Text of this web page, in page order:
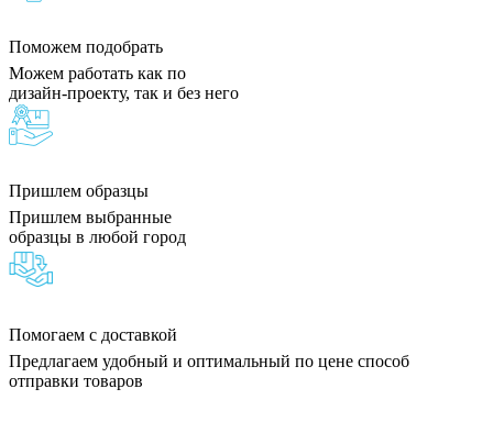
Поможем подобрать
Можем работать как по
дизайн-проекту, так и без него
Пришлем образцы
Пришлем выбранные
образцы в любой город
Помогаем с доставкой
Предлагаем удобный и оптимальный по цене способ
отправки товаров